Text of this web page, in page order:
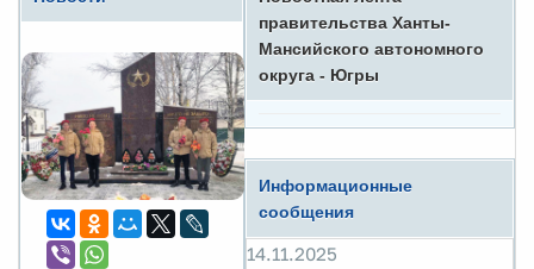
правительства Ханты-
Мансийского автономного
округа - Югры
Информационные
сообщения
14.11.2025